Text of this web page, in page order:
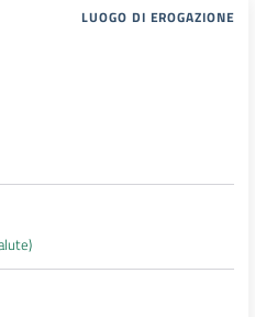
LUOGO DI EROGAZIONE